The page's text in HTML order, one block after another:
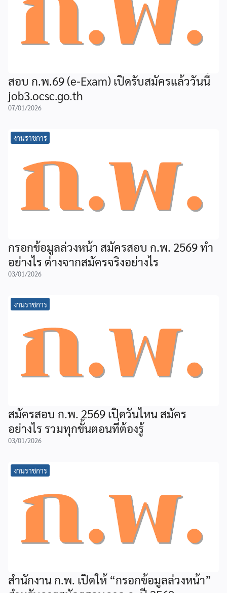
สอบ ก.พ.69 (e-Exam) เปิดรับสมัครแล้ววันนี้
job3.ocsc.go.th
07/01/2026
งานราชการ
กรอกข้อมูลล่วงหน้า สมัครสอบ ก.พ. 2569 ทำ
อย่างไร ต่างจากสมัครจริงอย่างไร
03/01/2026
งานราชการ
สมัครสอบ ก.พ. 2569 เปิดวันไหน สมัคร
อย่างไร รวมทุกขั้นตอนที่ต้องรู้
03/01/2026
งานราชการ
สำนักงาน ก.พ. เปิดให้ “กรอกข้อมูลล่วงหน้า”